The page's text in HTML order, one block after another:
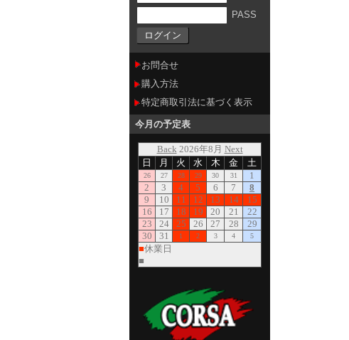
PASS
お問合せ
購入方法
特定商取引法に基づく表示
今月の予定表